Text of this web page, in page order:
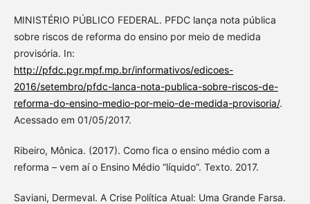
MINISTÉRIO PÚBLICO FEDERAL. PFDC lança nota pública
sobre riscos de reforma do ensino por meio de medida
provisória. In:
http://pfdc.pgr.mpf.mp.br/informativos/edicoes-
2016/setembro/pfdc-lanca-nota-publica-sobre-riscos-de-
reforma-do-ensino-medio-por-meio-de-medida-provisoria/.
Acessado em 01/05/2017.
Ribeiro, Mônica. (2017). Como fica o ensino médio com a
reforma – vem aí o Ensino Médio “líquido”. Texto. 2017.
Saviani, Dermeval. A Crise Política Atual: Uma Grande Farsa.